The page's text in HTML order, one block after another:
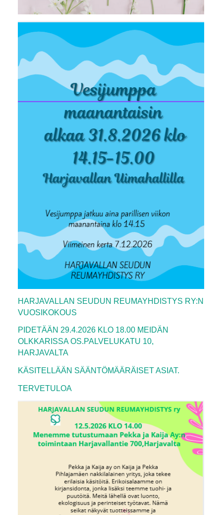
HARJAVALLAN SEUDUN REUMAYHDISTYS RY:N
VUOSIKOKOUS
PIDETÄÄN 29.4.2026 KLO 18.00 MEIDÄN
OLKKARISSA OS.PALVELUKATU 10,
HARJAVALTA
KÄSITELLÄÄN SÄÄNTÖMÄÄRÄISET ASIAT.
TERVETULOA